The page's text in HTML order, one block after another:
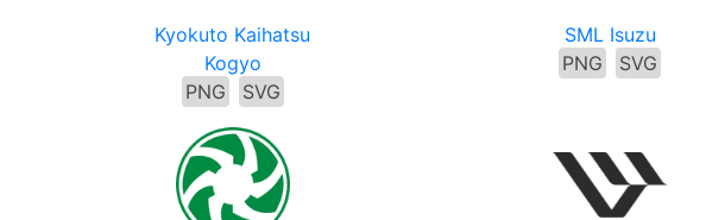
Kyokuto Kaihatsu
Kogyo
PNG
SVG
SML Isuzu
PNG
SVG